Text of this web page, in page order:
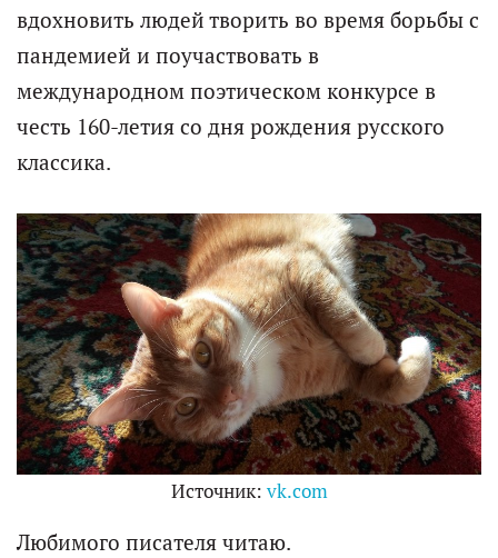
вдохновить людей творить во время борьбы с
пандемией и поучаствовать в
международном поэтическом конкурсе в
честь 160-летия со дня рождения русского
классика.
Источник: vk.com
Любимого писателя читаю.